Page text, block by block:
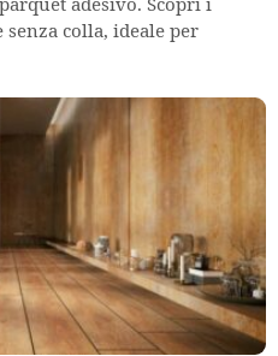
colla, ideale per